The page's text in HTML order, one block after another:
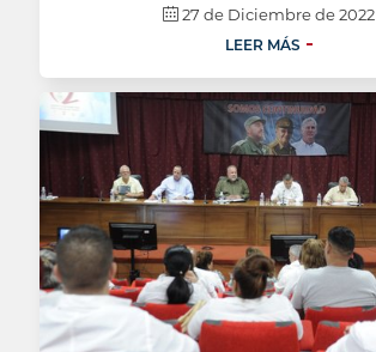
27 de Diciembre de 2022
LEER MÁS